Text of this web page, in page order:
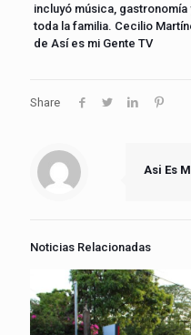
incluyó música,
toda la familia. Cecilio
de Así es mi Gente TV
Share
Asi Es
Noticias Relacionadas